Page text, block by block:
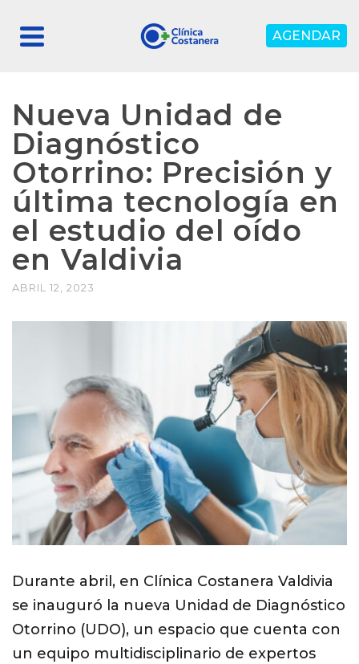
AGENDAR
Nueva Unidad de
Diagnóstico
Otorrino: Precisión y
última tecnología en
el estudio del oído
en Valdivia
ABRIL 12, 2023
Durante abril, en Clínica Costanera Valdivia
se inauguró la nueva Unidad de Diagnóstico
Otorrino (UDO), un espacio que cuenta con
un equipo multidisciplinario de expertos